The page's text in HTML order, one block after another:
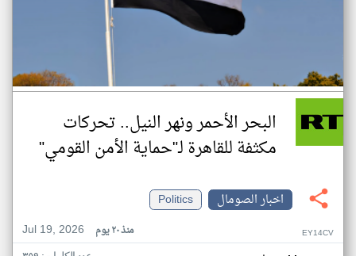
البحر الأحمر ونهر النيل.. تحركات
مكثفة للقاهرة لـ"حماية الأمن القومي"
اخبار الصومال
Politics
Jul 19, 2026
منذ ٢٠ يوم EY14CV